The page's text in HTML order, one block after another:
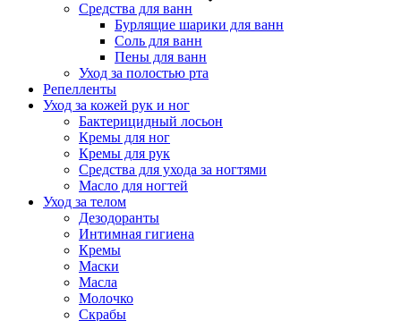
Средства для ванн
Бурлящие шарики для ванн
Соль для ванн
Пены для ванн
Уход за полостью рта
Репелленты
Уход за кожей рук и ног
Бактерицидный лосьон
Кремы для ног
Кремы для рук
Средства для ухода за ногтями
Масло для ногтей
Уход за телом
Дезодоранты
Интимная гигиена
Кремы
Маски
Масла
Молочко
Скрабы